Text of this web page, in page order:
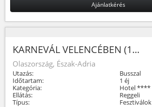
Ajánlatkérés
KARNEVÁL VELENCÉBEN (1...
Olaszország, Észak-Adria
Utazás:
Busszal
Időtartam:
1 éj
Kategória:
Hotel ****
Ellátás:
Reggeli
Típus:
Fesztiválok